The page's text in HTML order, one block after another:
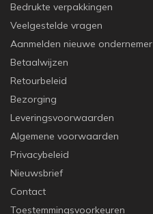
Bedrukte verpakkingen
Veelgestelde vragen
Aanmelden nieuwe ondernemer
Betaalwijzen
Retourbeleid
Bezorging
Leveringsvoorwaarden
Algemene voorwaarden
Privacybeleid
Nieuwsbrief
Contact
Toestemmingsvoorkeuren